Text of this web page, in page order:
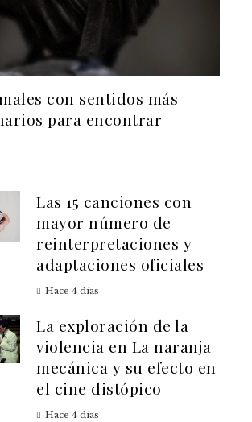
con sentidos más
para encontrar
Las 15 canciones con
mayor número de
reinterpretaciones y
adaptaciones oficiales
Hace 4 días
La exploración de la
violencia en La naranja
mecánica y su efecto en
el cine distópico
Hace 4 días